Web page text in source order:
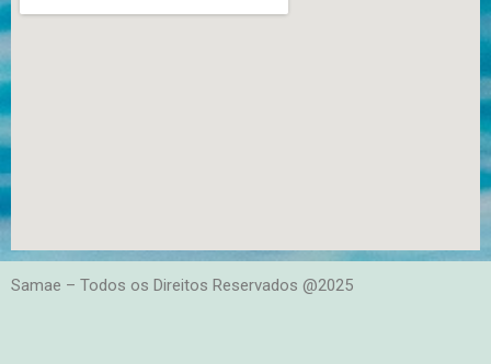
Samae – Todos os Direitos Reservados @2025